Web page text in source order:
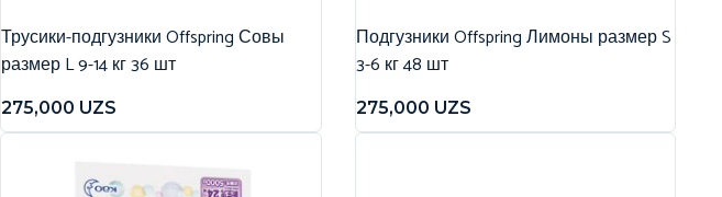
Трусики-подгузники Offspring Совы
размер L 9-14 кг 36 шт
275,000 UZS
Подгузники Offspring Лимоны размер S
3-6 кг 48 шт
275,000 UZS